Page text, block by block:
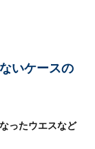
いケースの
ったウエスなど